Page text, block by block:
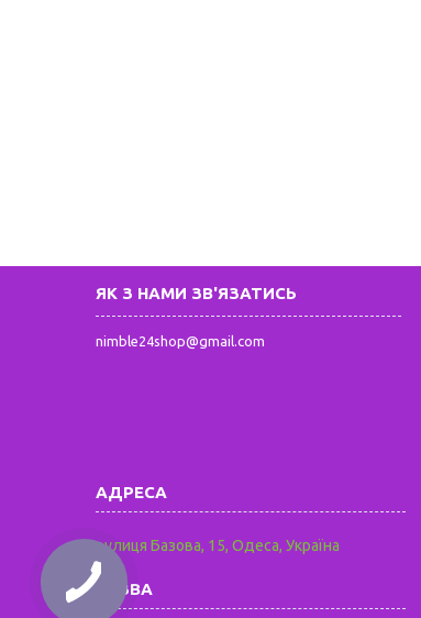
ЯК З НАМИ ЗВ'ЯЗАТИСЬ
nimble24shop@gmail.com
вулиця Базова, 15, Одеса, Україна